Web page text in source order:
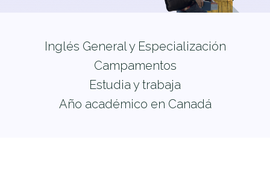
Inglés General y Especialización
Campamentos
Estudia y trabaja
Año académico en Canadá